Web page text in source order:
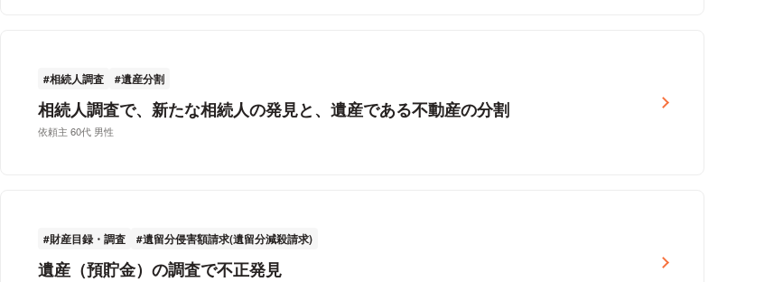
相続人調査 遺産分割
相続人調査で、新たな相続人の発見と、遺産である不動産の分割
依頼主 60代 男性
財産目録・調査 遺留分侵害額請求(遺留分減殺請求)
遺産（預貯金）の調査で不正発見